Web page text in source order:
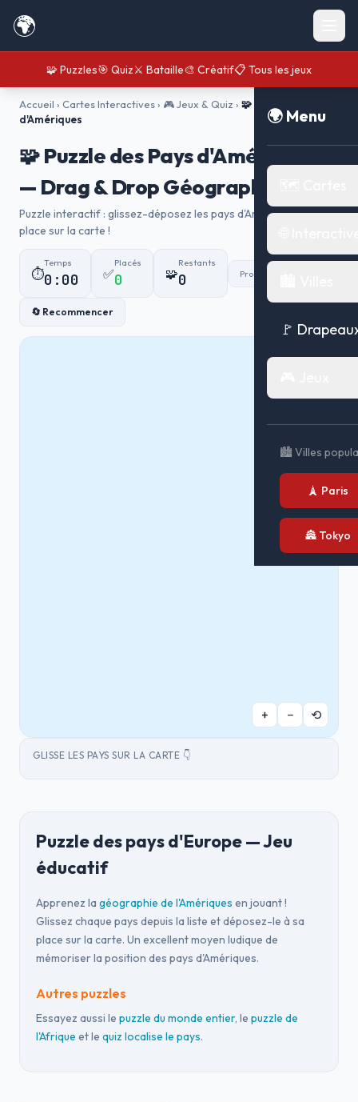
🌍
🧩 Puzzles🎯 Quiz⚔️ Bataille🎨 Créatif📋 Tous les jeux
🌍 Menu
🚩
🏙️ Villes
🗼 Paris
🏯 Tokyo
Accueil › Cartes Interactives› 🎮 Jeux & Quiz › 🧩 Puzzle des Pays
d'Amériques
🧩 Puzzle des Pays d'Amériques
— Drag & Drop Géographie
Puzzle interactif : glissez-déposez les pays d'Amériques à leur
place sur la carte !
⏱️
Temps
0:00 ✅
Placés
0 🧩
Restants
0 Progression
🔄 Recommencer
GLISSE LES PAYS SUR LA CARTE 👇
+ − ⟲
Puzzle des pays d'Europe — Jeu
éducatif
Apprenez la géographie de l'Amériques en jouant !
Glissez chaque pays depuis la liste et déposez-le à sa
place sur la carte. Un excellent moyen ludique de
mémoriser la position des pays d'Amériques.
Autres puzzles
Essayez aussi le puzzle du monde entier, le puzzle de
l'Afrique et le quiz localise le pays.